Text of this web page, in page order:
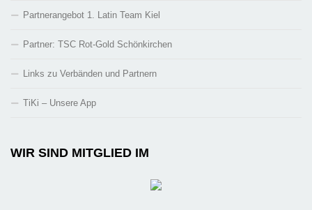
Partnerangebot 1. Latin Team Kiel
Partner: TSC Rot-Gold Schönkirchen
Links zu Verbänden und Partnern
TiKi – Unsere App
WIR SIND MITGLIED IM